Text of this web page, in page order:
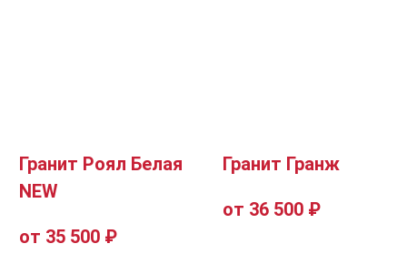
Гранит Роял Белая
NEW
от 35 500 ₽
Гранит Гранж
от 36 500 ₽